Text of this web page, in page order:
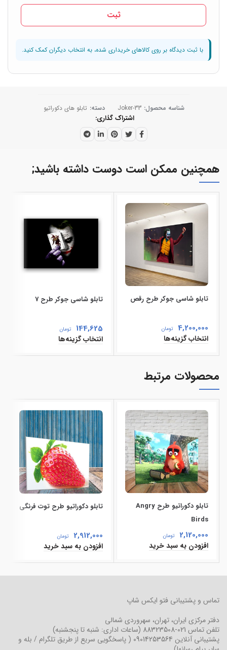
شناسه محصول: Joker-33 دسته: تابلو های دکوراتیو
اشتراک گذاری
همچنین ممکن است دوست داشته باشید;
تابلو شاسی جوکر طرح رقص
4,200,000 تومان
انتخاب گزینه‌ها
تابلو شاسی جوکر طرح 7
144,625 تومان
انتخاب گزینه‌ها
محصولات مرتبط
تابلو دکوراتیو طرح Angry
Birds
2,120,000 تومان
افزودن به سبد خرید
تابلو دکوراتیو طرح توت فرنگی
2,912,000 تومان
افزودن به سبد خرید
تماس و پشتیبانی فتو ایکس شاپ
دفتر مرکزی ایران، تهران، سهروردی شمالی
تلفن تماس 021-88323508
(ساعات اداری: شنبه تا پنجشنبه)
پشتیبانی آنلاین 09014253564 ( پاسخگویی سریع از طریق تلگرام / بله و